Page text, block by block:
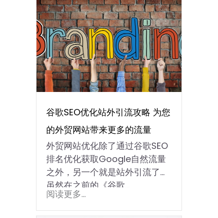
谷歌SEO优化站外引流攻略 为您
的外贸网站带来更多的流量
外贸网站优化除了通过谷歌SEO
排名优化获取Google自然流量
之外，另一个就是站外引流了！
虽然在之前的《谷歌...
阅读更多...